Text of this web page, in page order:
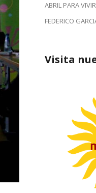
ABRIL PARA VIVIR
FEDERICO
Visita